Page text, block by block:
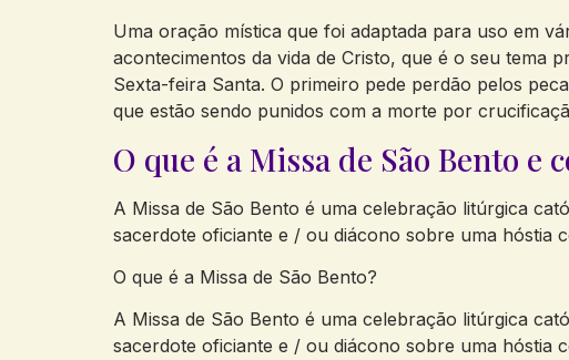
Uma oração mística que foi adaptada para uso em
acontecimentos da vida de Cristo, que é o seu tema
Sexta-feira Santa. O primeiro pede perdão pelos
que estão sendo punidos com a morte por
O que é a Missa de São Bento e
A Missa de São Bento é uma celebração litúrgica
sacerdote oficiante e / ou diácono sobre uma hóstia
O que é a Missa de São Bento?
A Missa de São Bento é uma celebração litúrgica
sacerdote oficiante e / ou diácono sobre uma hóstia